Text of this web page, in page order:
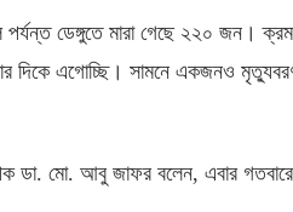
ডেঙ্গুতে মারা গেছে ২২০ জন।
দিকে এগোচ্ছি। সামনে একজনও
ডা. মো. আবু জাফর বলেন, এবার